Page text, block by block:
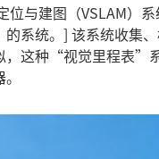
建图（VSLAM）系
的系统。] 该系统收集
，这种“视觉里程表”